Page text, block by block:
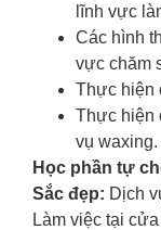
lĩnh vực
Các hình
vực chăm
Thực hiện
Thực hiện
vụ waxing.
Học phần tự
Sắc đẹp: Dịch
Làm việc tại